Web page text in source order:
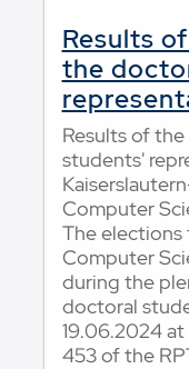
Results
the
Results of
students'
Computer
The
Computer
during the
doctoral
19.06.2024
453 of the